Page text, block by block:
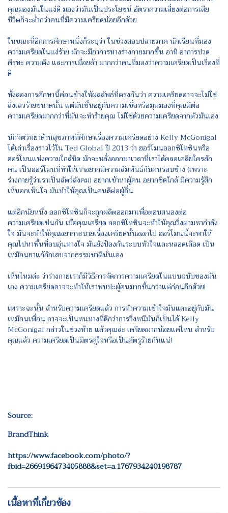
คุณมองมันในแง่ดี มองว่ามันเป็นประโยชน์ อัตราความเสี่ยงต่อการเสีย
ชีวิตก็จะต่ำกว่าคนที่มีความเครียดน้อยอีกด้วย
ในขณะที่อีกการศึกษาหนึ่งก็ระบุว่า ในช่วงสอบปลายภาค นักเรียนที่มอง
ความเครียดในแง่ร้าย มักจะมีอาการทางร่างกายมากขึ้น อาทิ อาการปวด
ศีรษะ ความตึง และการเมื่อยล้า มากกว่าคนที่มองว่าความเครียดเป็นเรื่องที่
ดี
ทั้งสองการศึกษานี้ค่อนข้างให้ผลลัพธ์ที่ตรงกันว่า ความเครียดอาจจะไม่ใช่
สิ่งเลวร้ายขนาดนั้น แต่มันขึ้นอยู่กับความเชื่อหรือมุมมองที่คุณมีต่อ
ความเครียดมากกว่าที่มันจะทำร้ายคุณ ไม่ใช่ด้วยความเครียดจากตัวมันเอง
นักจิตวิทยาด้านสุขภาพที่ศึกษาเรื่องความเครียดอย่าง Kelly McGonigal
ได้เล่าเรื่องราวไว้ใน Ted Global ปี 2013 ว่า ฮอร์โมนออกซิโทซินหรือ
ฮอร์โมนแห่งความใกล้ชิด มักจะหลั่งออกมาเวลาที่เราได้คลอเคลียใครสัก
คน เป็นฮอร์โมนที่ทำให้เราอยากมีความสัมพันธ์กับคนรอบข้าง (เพราะ
ร่างกายรู้ว่าเราเป็นสัตว์สังคม) อยากเข้าหาผู้คน อยากชิดใกล้ มีความรู้สึก
เห็นอกเห็นใจ มันทำให้คุณเป็นคนดีต่อผู้อื่น
แต่อีกนัยหนึ่ง ออกซิโทซินก็จะถูกผลิตออกมาเพื่อตอบสนองต่อ
ความเครียดเช่นกัน เมื่อคุณเครียด ออกซิโทซินจะทำให้คุณวิ่งตามหากำลัง
ใจ มันจะทำให้คุณอยากระบายเรื่องเครียดนั้นออกไป ฮอร์โมนนี้จะพาให้
คุณไปหาพื้นที่อบอุ่นทางใจ มันยังป้องกันระบบหัวใจและหลอดเลือด เป็น
เหมือนยาแก้อักเสบจากธรรมชาตินั่นเอง
เห็นไหมล่ะ ว่าร่างกายเราก็มีวิธีการจัดการความเครียดในแบบฉบับของมัน
เอง ความเครียดอาจจะทำให้เราพบปะผู้คนมากขึ้นกว่าแต่ก่อนอีกด้วย!
เพราะฉะนั้น สำหรับความเครียดแล้ว การทำความเข้าใจมันและอยู่กับมัน
เหมือนเพื่อน อาจจะเป็นหนทางที่ดีกว่าการวิ่งหนีมันก็เป็นได้ Kelly
McGonigal กล่าวในช่วงท้าย แล้วคุณล่ะ เครียดมากน้อยแค่ไหน สำหรับ
คุณแล้ว ความเครียดเป็นมิตรคู่ใจหรือเป็นศัตรูร้ายกันแน่!
Source:
BrandThink
https://www.facebook.com/photo/?
fbid=2669196473405888&set=a.1767934240198787
เนื้อหาที่เกี่ยวข้อง